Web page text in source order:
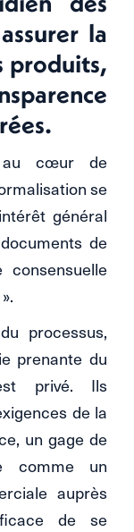
la
produits,
au cœur de
se
général
de
processus,
prenante du
privé. Ils
de la
un gage de
comme un
auprès
de se